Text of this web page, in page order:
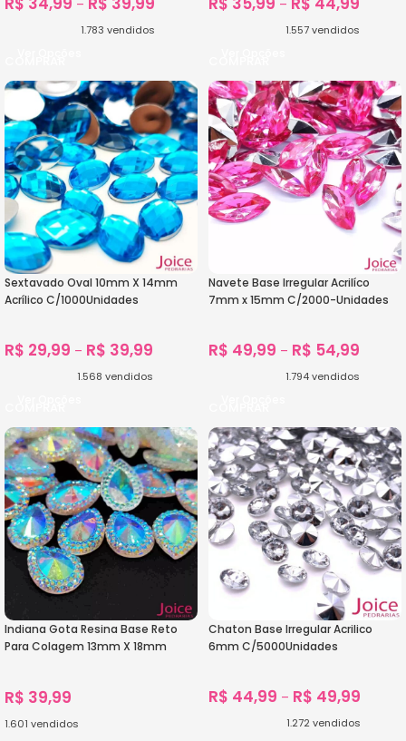
–
1.783 vendidos
–
1.557vendidos
Sextavado Oval 10mm X 14mm
Acrílico C/1000Unidades
R$ 29,99 – R$ 39,99
1.568 vendidos
Navete Base Irregular Acrilíco
7mm x 15mm C/2000-Unidades
R$ 49,99 – R$ 54,99
1.794vendidos
Indiana Gota Resina Base Reto
Para Colagem 13mm X 18mm
R$ 39,99
1.601 vendidos
Chaton Base Irregular Acrilico
6mm C/5000Unidades
R$ 44,99 – R$ 49,99
1.272 vendidos